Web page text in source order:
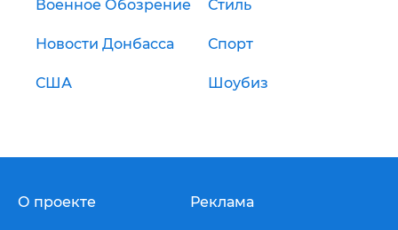
Военное Обозрение Стиль
Новости Донбасса Спорт
США Шоубиз
О проекте Реклама